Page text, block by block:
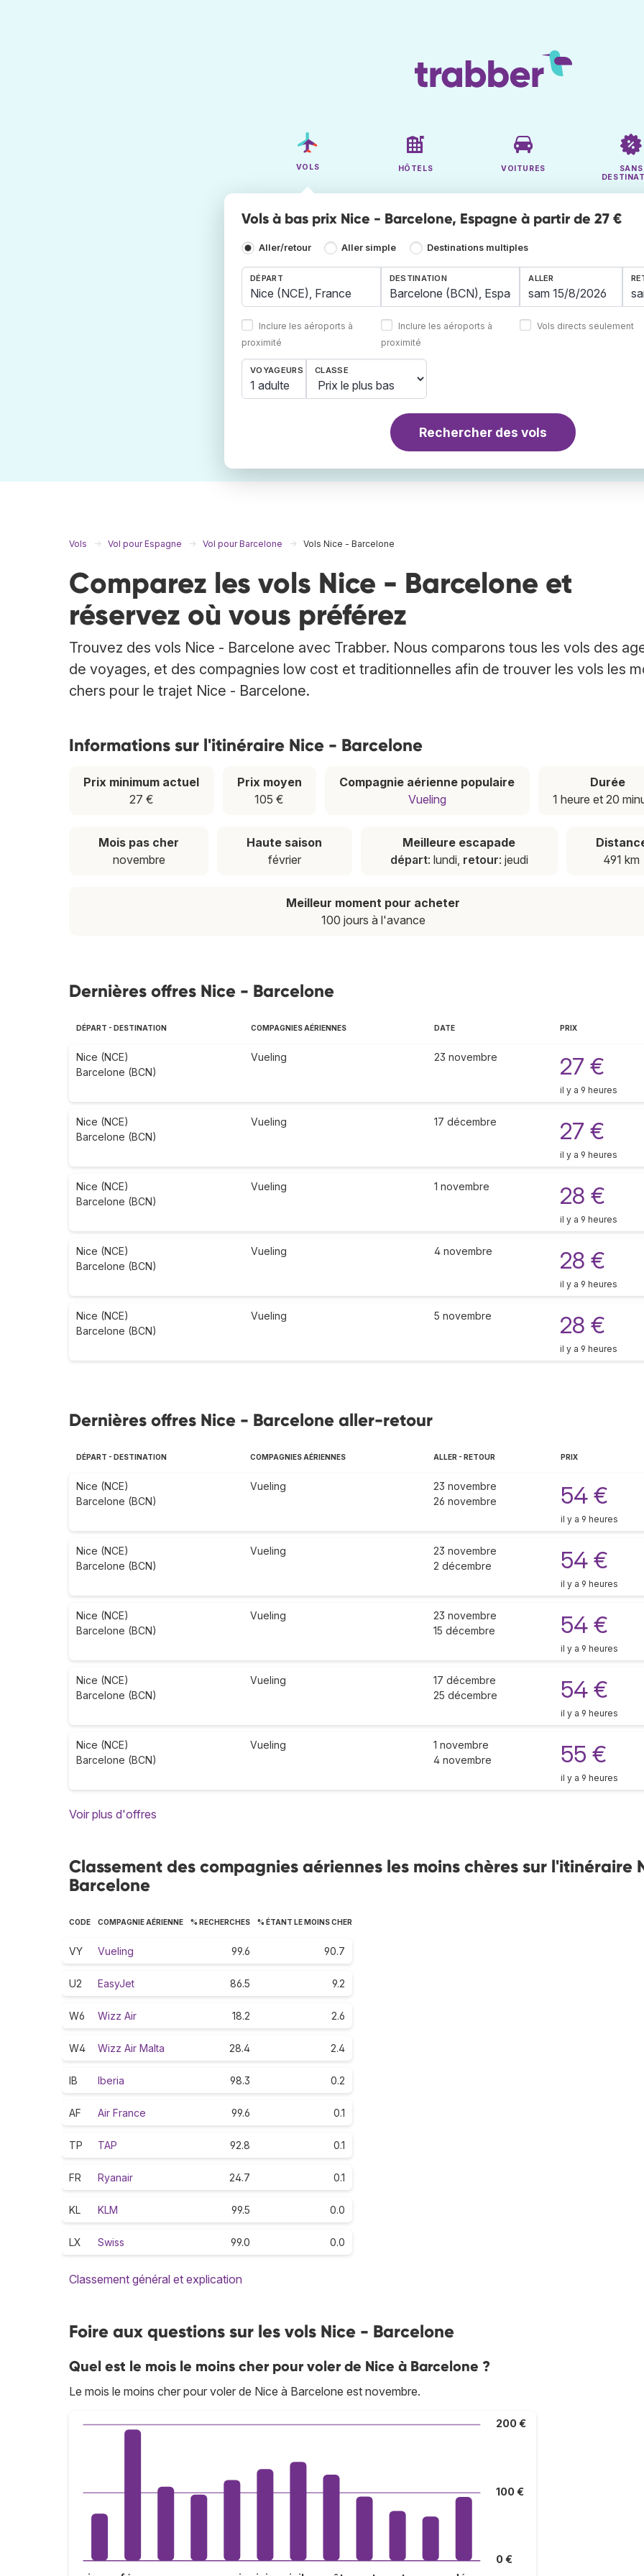
VOLS HÔTELS VOITURES
SANS
Vols à bas prix Nice - Barcelone, Espagne à partir de 27 €
Aller/retour Aller simple Destinations multiples
DÉPART
Inclure les aéroports à
proximité
DESTINATION
Inclure les aéroports à
proximité
ALLER
Vols directs seulement
VOYAGEURS
1 adulte
CLASSE
Rechercher des vols
Vols Vol pour Espagne Vol pour Barcelone Vols Nice - Barcelone
Comparez les vols Nice - Barcelone et
réservez où vous préférez
Trouvez des vols Nice - Barcelone avec Trabber. Nous comparons tous les vols des
de voyages, et des compagnies low cost et traditionnelles afin de trouver les vols les
chers pour le trajet Nice - Barcelone.
Informations sur l'itinéraire Nice - Barcelone
Prix minimum actuel
27 €
Prix moyen
105 €
Compagnie aérienne populaire
Vueling
Durée
1 heure et 20
Mois pas cher
novembre
Haute saison
février
Meilleure escapade
départ: lundi, retour: jeudi
491 km
Meilleur moment pour acheter
100 jours à l'avance
Dernières offres Nice - Barcelone
DÉPART - DESTINATION COMPAGNIES AÉRIENNES DATE PRIX
Nice (NCE)
Barcelone (BCN)
Vueling 23 novembre 27 €
il y a 9 heures
Nice (NCE)
Barcelone (BCN)
Vueling 17 décembre 27 €
il y a 9 heures
Nice (NCE)
Barcelone (BCN)
Vueling 1 novembre 28 €
il y a 9 heures
Nice (NCE)
Barcelone (BCN)
Vueling 4 novembre 28 €
il y a 9 heures
Nice (NCE)
Barcelone (BCN)
Vueling 5 novembre 28 €
il y a 9 heures
Dernières offres Nice - Barcelone aller-retour
DÉPART - DESTINATION COMPAGNIES AÉRIENNES ALLER - RETOUR PRIX
Nice (NCE)
Barcelone (BCN)
Vueling
23 novembre
26 novembre
54 €
il y a 9 heures
Nice (NCE)
Barcelone (BCN)
Vueling
23 novembre
2 décembre
54 €
il y a 9 heures
Nice (NCE)
Barcelone (BCN)
Vueling
23 novembre
15 décembre
54 €
il y a 9 heures
Nice (NCE)
Barcelone (BCN)
Vueling
17 décembre
25 décembre
54 €
il y a 9 heures
Nice (NCE)
Barcelone (BCN)
Vueling
1 novembre
4 novembre
55 €
il y a 9 heures
Voir plus d'offres
Classement des compagnies aériennes les moins chères sur l'itinéraire
Barcelone
CODE COMPAGNIE AÉRIENNE % RECHERCHES % ÉTANT LE MOINS CHER
VY Vueling 99.6 90.7
U2 EasyJet 86.5 9.2
W6 Wizz Air 18.2 2.6
W4 Wizz Air Malta 28.4 2.4
IB Iberia 98.3 0.2
AF Air France 99.6 0.1
TP TAP 92.8 0.1
FR Ryanair 24.7 0.1
KL KLM 99.5 0.0
LX Swiss 99.0 0.0
Classement général et explication
Foire aux questions sur les vols Nice - Barcelone
Quel est le mois le moins cher pour voler de Nice à Barcelone ?
Le mois le moins cher pour voler de Nice à Barcelone est novembre.
0 €
100 €
200 €